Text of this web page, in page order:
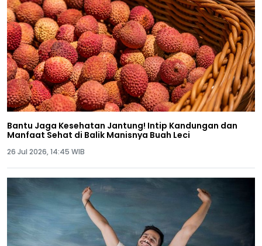
Bantu Jaga Kesehatan Jantung! Intip Kandungan dan
Manfaat Sehat di Balik Manisnya Buah Leci
26 Jul 2026, 14:45 WIB